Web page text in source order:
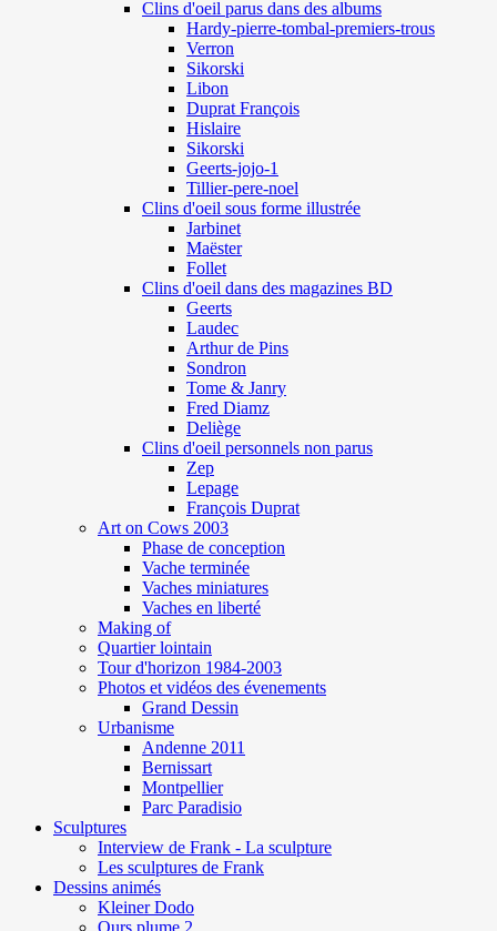
Clins d'oeil parus dans des albums
Hardy-pierre-tombal-premiers-trous
Verron
Sikorski
Libon
Duprat François
Hislaire
Sikorski
Geerts-jojo-1
Tillier-pere-noel
Clins d'oeil sous forme illustrée
Jarbinet
Maëster
Follet
Clins d'oeil dans des magazines BD
Geerts
Laudec
Arthur de Pins
Sondron
Tome & Janry
Fred Diamz
Deliège
Clins d'oeil personnels non parus
Zep
Lepage
François Duprat
Art on Cows 2003
Phase de conception
Vache terminée
Vaches miniatures
Vaches en liberté
Making of
Quartier lointain
Tour d'horizon 1984-2003
Photos et vidéos des évenements
Grand Dessin
Urbanisme
Andenne 2011
Bernissart
Montpellier
Parc Paradisio
Sculptures
Interview de Frank - La sculpture
Les sculptures de Frank
Dessins animés
Kleiner Dodo
Ours plume 2